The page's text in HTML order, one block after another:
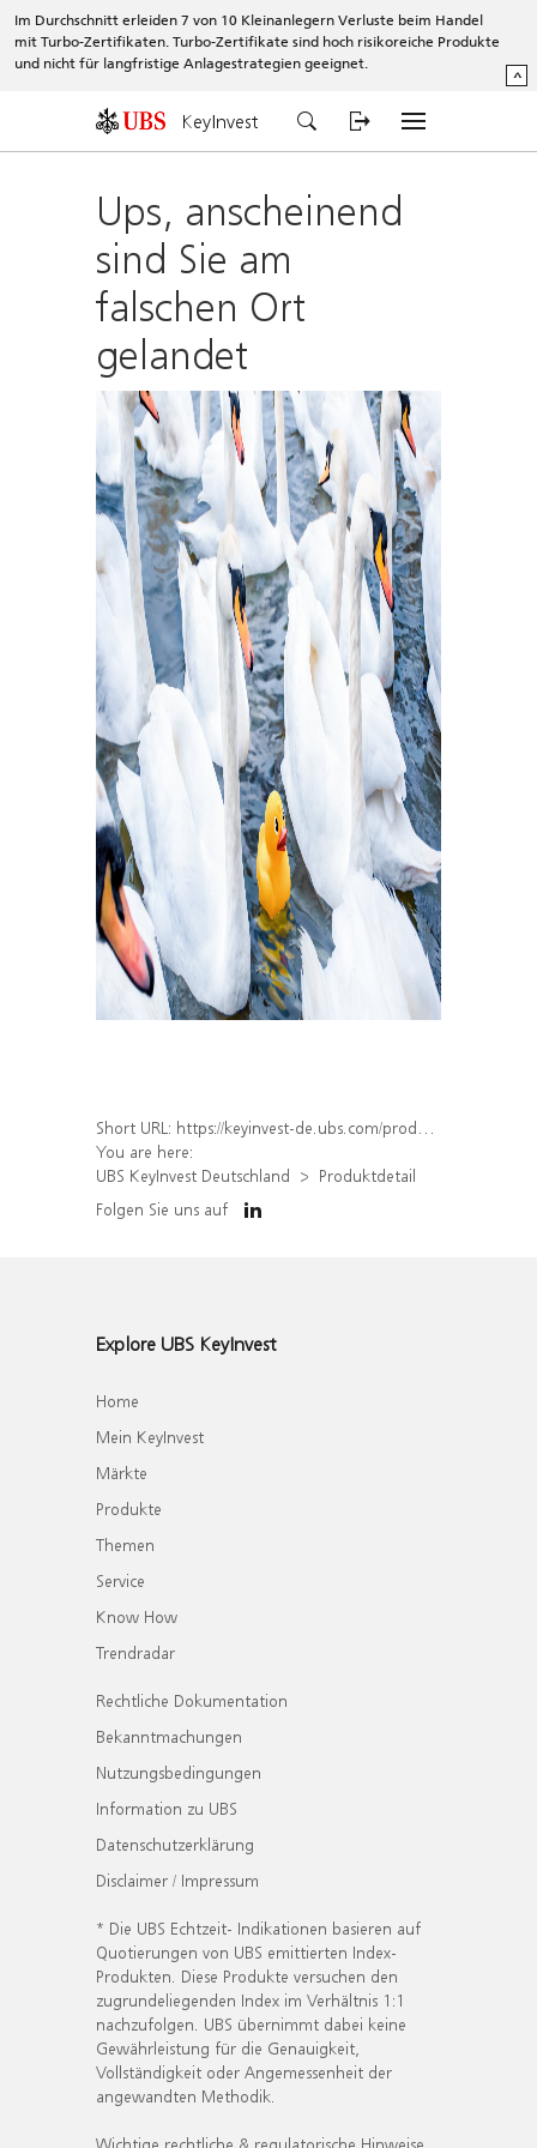
Im Durchschnitt erleiden 7 von 10 Kleinanlegern Verluste beim Handel
mit Turbo-Zertifikaten. Turbo-Zertifikate sind hoch risikoreiche Produkte
und nicht für langfristige Anlagestrategien geeignet.
^
KeyInvest
Ups, anscheinend
sind Sie am
falschen Ort
gelandet
Short URL: https://keyinvest-de.ubs.com/produkt/detail/index/isin/DE000WA5PTM3
You are here:
UBS KeyInvest Deutschland
Produktdetail
Folgen Sie uns auf
Explore UBS KeyInvest
Home
Mein KeyInvest
Märkte
Produkte
Themen
Service
Know How
Trendradar
Rechtliche Dokumentation
Bekanntmachungen
Nutzungsbedingungen
Information zu UBS
Datenschutzerklärung
Disclaimer / Impressum
* Die UBS Echtzeit- Indikationen basieren auf
Quotierungen von UBS emittierten Index-
Produkten. Diese Produkte versuchen den
zugrundeliegenden Index im Verhältnis 1:1
nachzufolgen. UBS übernimmt dabei keine
Gewährleistung für die Genauigkeit,
Vollständigkeit oder Angemessenheit der
angewandten Methodik.